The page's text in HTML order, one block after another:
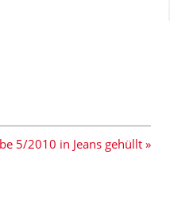
5/2010 in Jeans gehüllt »